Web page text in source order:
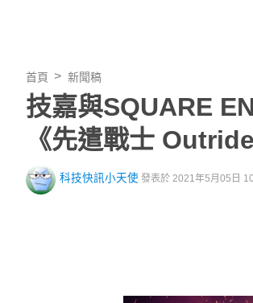
首頁 新聞稿
技嘉與SQUARE
《先遣戰士
科技快訊小天使 發表於 2021年5月05日